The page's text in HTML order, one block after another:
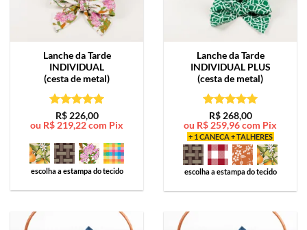
Lanche da Tarde
INDIVIDUAL
(cesta de metal)
Avaliação5
de 5
R$226,00
ou R$ 219,22com Pix
escolha a estampa do tecido
Lanche da Tarde
INDIVIDUAL PLUS
(cesta de metal)
Avaliação5
de 5
R$268,00
ou R$ 259,96com Pix
+ 1 CANECA + TALHERES
escolha a estampa do tecido